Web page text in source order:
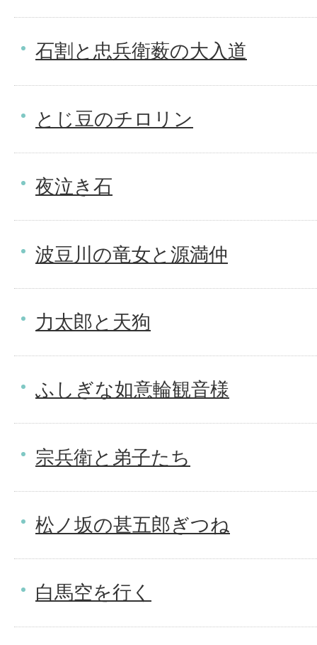
石割と忠兵衛薮の大入道
とじ豆のチロリン
夜泣き石
波豆川の竜女と源満仲
力太郎と天狗
ふしぎな如意輪観音様
宗兵衛と弟子たち
松ノ坂の甚五郎ぎつね
白馬空を行く